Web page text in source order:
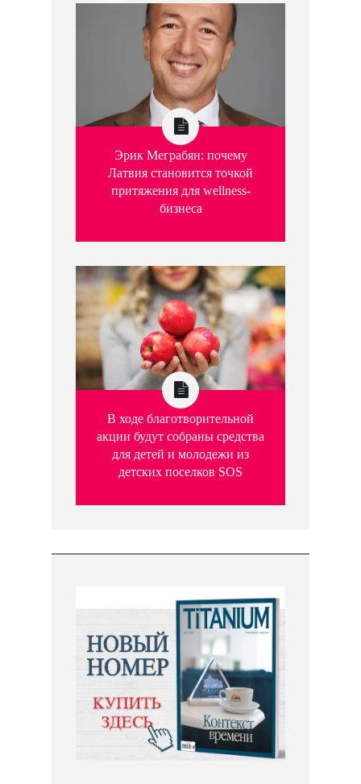
Эрик Меграбян: почему
Латвия становится точкой
притяжения для wellness-
бизнеса
В ходе благотворительной
акции будут собраны средства
для детей и молодежи из
детских поселков SOS